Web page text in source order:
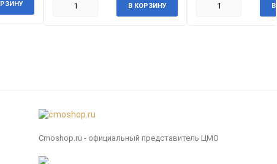
В КОРЗИНУ
Cmoshop.ru - официальный представитель ЦМО